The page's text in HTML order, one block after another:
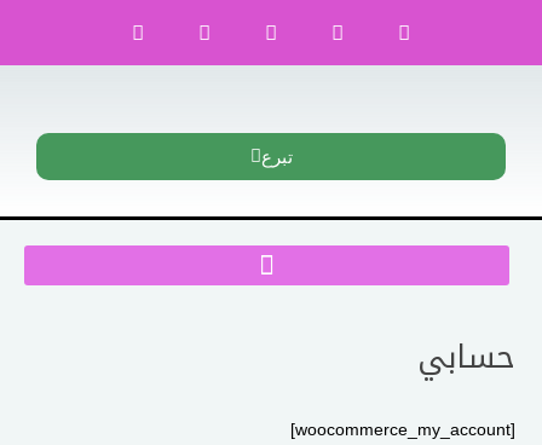
تبرع
حسابي
[woocommerce_my_account]